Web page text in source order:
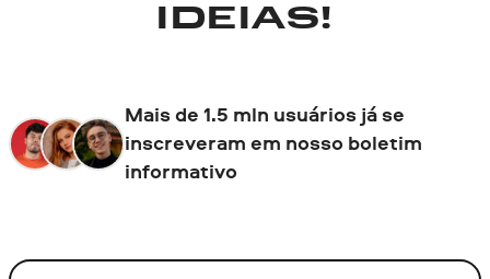
IDEIAS!
Mais de 1.5 mln usuários já se
inscreveram em nosso boletim
informativo